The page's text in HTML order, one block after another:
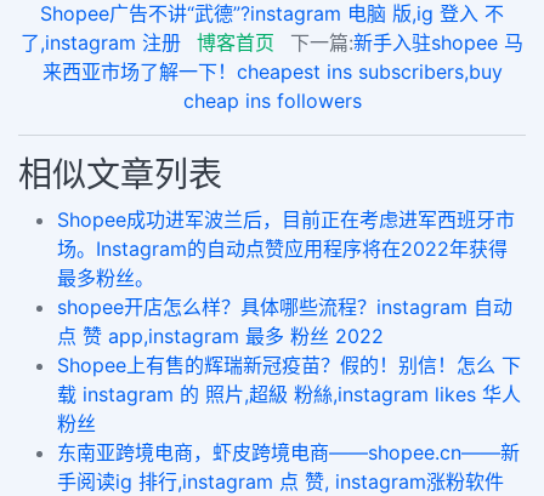
Shopee广告不讲“武德”?instagram 电脑 版,ig 登入 不
了,instagram 注册
博客首页 下一篇:新手入驻shopee 马
来西亚市场了解一下！cheapest ins subscribers,buy
cheap ins followers
相似文章列表
Shopee成功进军波兰后，目前正在考虑进军西班牙市
场。Instagram的自动点赞应用程序将在2022年获得
最多粉丝。
shopee开店怎么样？具体哪些流程？instagram 自动
点 赞 app,instagram 最多 粉丝 2022
Shopee上有售的辉瑞新冠疫苗？假的！别信！怎么 下
载 instagram 的 照片,超級 粉絲,instagram likes 华人
粉丝
东南亚跨境电商，虾皮跨境电商——shopee.cn——新
手阅读ig 排行,instagram 点 赞, instagram涨粉软件